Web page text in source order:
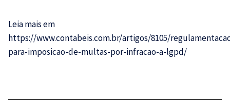
Leia mais em
https://www.contabeis.com.br/artigos/8105/
para-imposicao-de-multas-por-infracao-a-lgpd/